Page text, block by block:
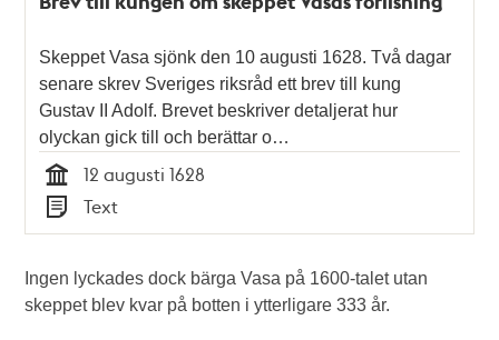
Skeppet Vasa sjönk den 10 augusti 1628. Två dagar
senare skrev Sveriges riksråd ett brev till kung
Gustav II Adolf. Brevet beskriver detaljerat hur
olyckan gick till och berättar o…
Tid
12 augusti 1628
Typ
Text
Ingen lyckades dock bärga Vasa på 1600-talet utan
skeppet blev kvar på botten i ytterligare 333 år.